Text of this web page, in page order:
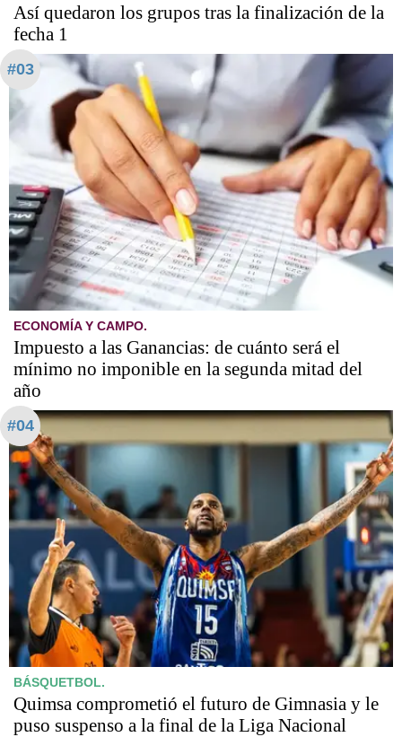
Así quedaron los grupos tras la finalización de la
fecha 1
#03
ECONOMÍA Y CAMPO.
Impuesto a las Ganancias: de cuánto será el
mínimo no imponible en la segunda mitad del
año
#04
BÁSQUETBOL.
Quimsa comprometió el futuro de Gimnasia y le
puso suspenso a la final de la Liga Nacional